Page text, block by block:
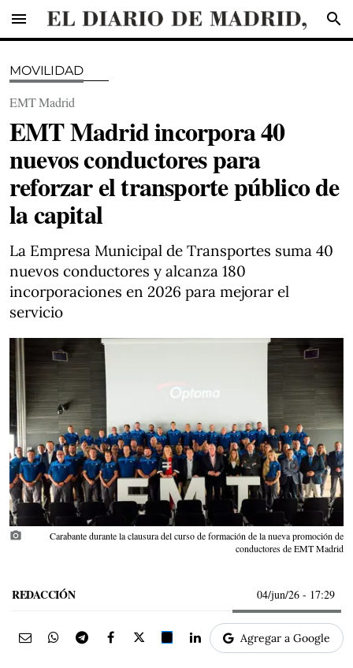
menu search
MOVILIDAD
EMT Madrid
EMT Madrid incorpora 40
nuevos conductores para
reforzar el transporte público de
la capital
La Empresa Municipal de Transportes suma 40
nuevos conductores y alcanza 180
incorporaciones en 2026 para mejorar el
servicio
photo_camera
Carabante durante la clausura del curso de formación de la nueva promoción de
conductores de EMT Madrid
REDACCIÓN 04/jun/26 - 17:29
Agregar a Google